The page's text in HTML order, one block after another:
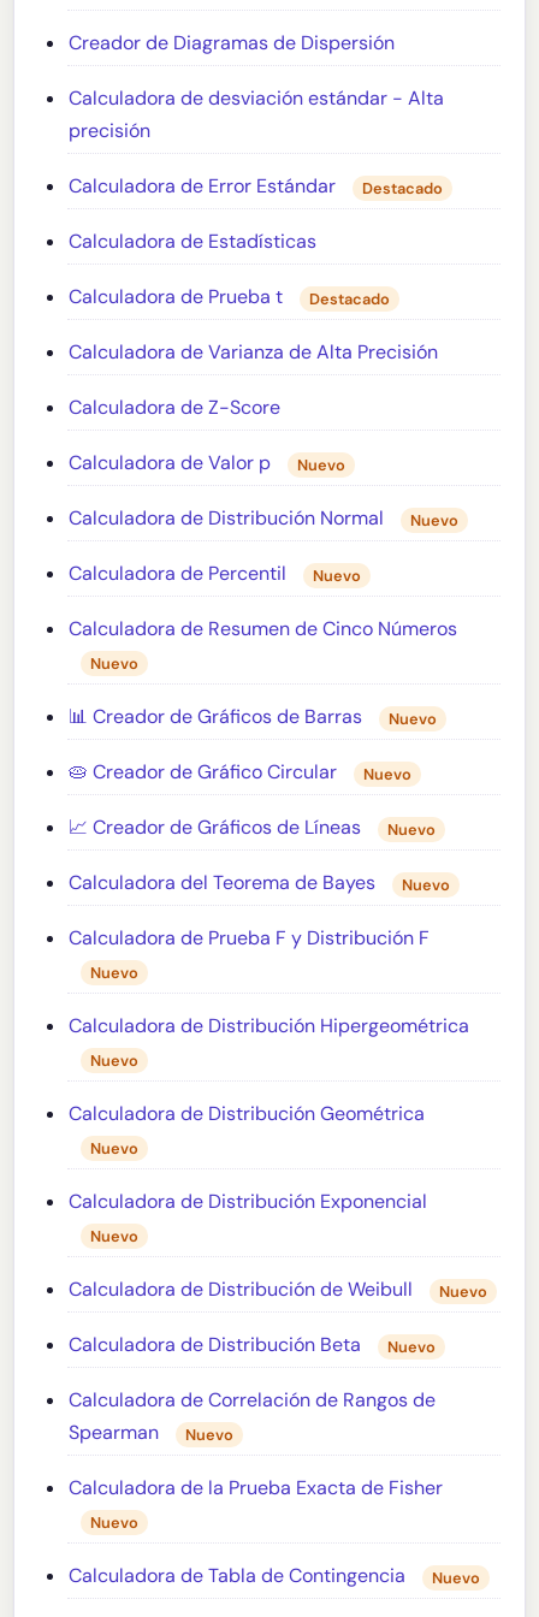
Creador de Diagramas de Dispersión
Calculadora de desviación estándar - Alta
precisión
Calculadora de Error Estándar Destacado
Calculadora de Estadísticas
Calculadora de Prueba t Destacado
Calculadora de Varianza de Alta Precisión
Calculadora de Z-Score
Calculadora de Valor p Nuevo
Calculadora de Distribución Normal Nuevo
Calculadora de Percentil Nuevo
Calculadora de Resumen de Cinco Números
Nuevo
📊 Creador de Gráficos de Barras Nuevo
🥧 Creador de Gráfico Circular Nuevo
📈 Creador de Gráficos de Líneas Nuevo
Calculadora del Teorema de Bayes Nuevo
Calculadora de Prueba F y Distribución F
Nuevo
Calculadora de Distribución Hipergeométrica
Nuevo
Calculadora de Distribución Geométrica
Nuevo
Calculadora de Distribución Exponencial
Nuevo
Calculadora de Distribución de Weibull Nuevo
Calculadora de Distribución Beta Nuevo
Calculadora de Correlación de Rangos de
Spearman
Nuevo
Calculadora de la Prueba Exacta de Fisher
Nuevo
Calculadora de Tabla de Contingencia Nuevo